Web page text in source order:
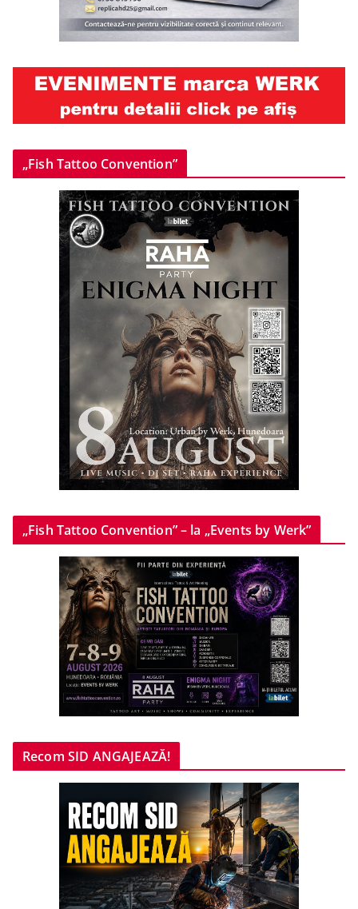
„Fish Tattoo Convention”
„Fish Tattoo Convention” – la „Events by Werk”
Recom SID ANGAJEAZĂ!